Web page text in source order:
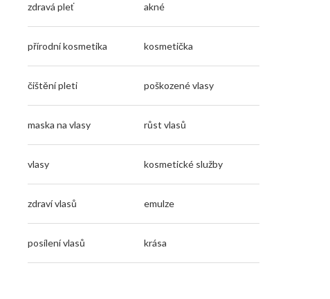
zdravá pleť akné
přírodní kosmetika kosmetička
čištění pleti poškozené vlasy
maska na vlasy růst vlasů
vlasy kosmetické služby
zdraví vlasů emulze
posílení vlasů krása